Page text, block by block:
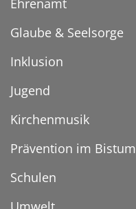
Ehrenamt
Glaube & Seelsorge
Inklusion
Jugend
Kirchenmusik
Prävention im Bistum
Schulen